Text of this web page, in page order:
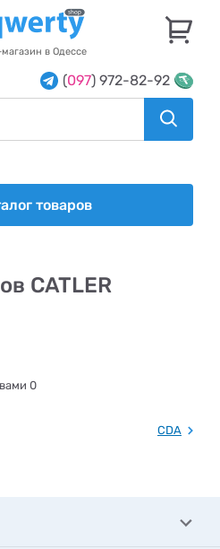
в Одессе
(097) 972-82-92
товаров
CATLER
0
CDA